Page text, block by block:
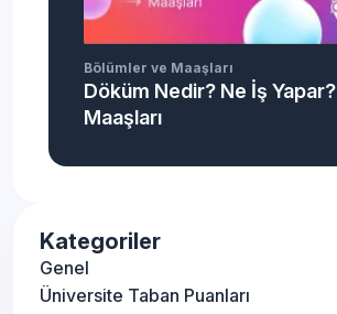
Bölümler ve Maaşları
Döküm Nedir? Ne İş Yapar?
Maaşları
Kategoriler
Genel
Üniversite Taban Puanları